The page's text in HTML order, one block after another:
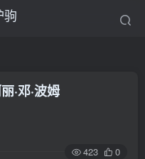
·邓·波姆
423 0